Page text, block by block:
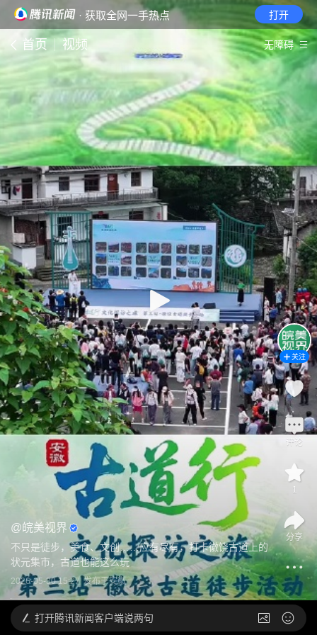
· 获取全网一手热点 打开
首页 视频 无障碍
@皖美视界
不只是徒步，美食、文创……应有尽有，打卡徽饶古道上的
状元集市，古道也能这么玩
2026-05-30 15:27 发布于安徽
关注
评论
1
分享
打开腾讯新闻客户端说两句